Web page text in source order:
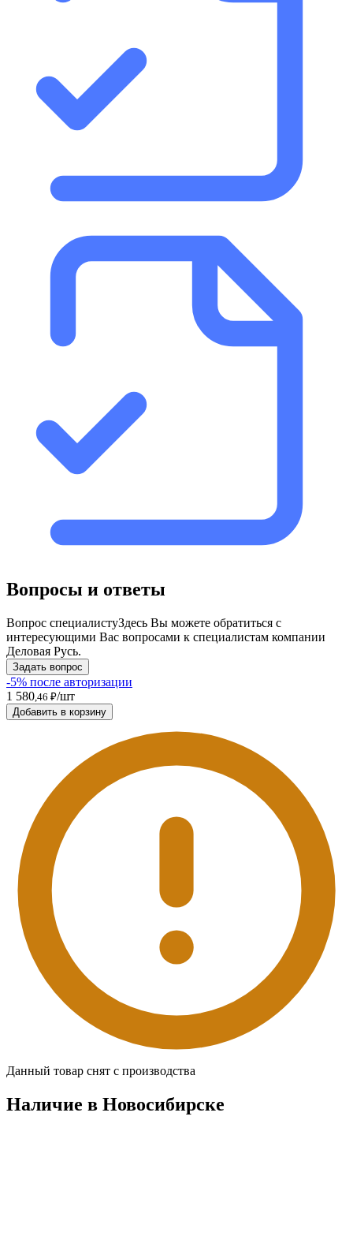
Вопросы и ответы
Вопрос специалистуЗдесь Вы можете обратиться с
интересующими Вас вопросами к специалистам компании
Деловая Русь.
Задать вопрос
-5% после авторизации
1 580,46 ₽/шт
Добавить в корзину
Данный товар снят с производства
Наличие в Новосибирскe